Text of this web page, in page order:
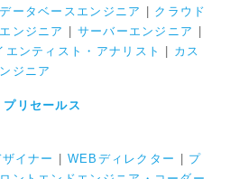
データベースエンジニア
クラウド
ンジニア サーバーエンジニア
エンティスト・アナリスト
カス
ジニア
リセールス
イナー
WEBディレクター
プ